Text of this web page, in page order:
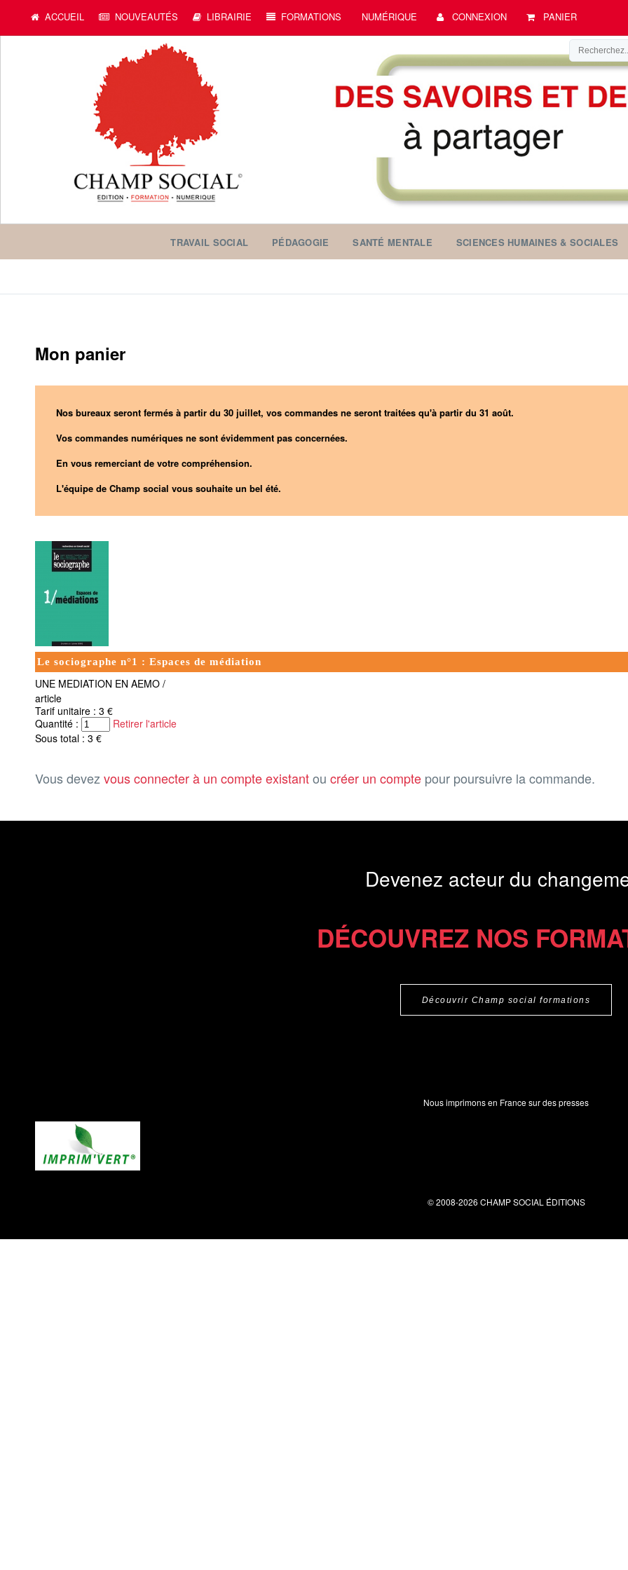
ACCUEIL NOUVEAUTÉS LIBRAIRIE FORMATIONS NUMÉRIQUE CONNEXION PANIER
TRAVAIL SOCIAL PÉDAGOGIE SANTÉ MENTALE SCIENCES HUMAINES & SOCIALES
Mon panier
Nos bureaux seront fermés à partir du 30 juillet, vos commandes ne seront traitées qu'à partir du 31 août.
Vos commandes numériques ne sont évidemment pas concernées.
En vous remerciant de votre compréhension.
L'équipe de Champ social vous souhaite un bel été.
Le sociographe n°1 : Espaces de médiation
UNE MEDIATION EN AEMO /
article
Tarif unitaire : 3 €
Quantité :
Retirer l'article
Sous total : 3 €
Vous devezvous connecter à un compte existantou créer un compte pour poursuivre la commande.
Devenez acteur du
DÉCOUVREZ NOS
Découvrir Champ social formations
Nous imprimons en France sur des presses
© 2008-2026 CHAMP SOCIAL ÉDITIONS